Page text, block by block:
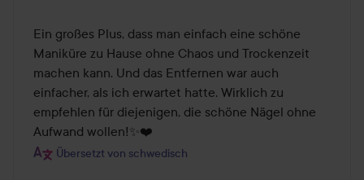
Ein großes Plus, dass man einfach eine schöne
Maniküre zu Hause ohne Chaos und Trockenzeit
machen kann. Und das Entfernen war auch
einfacher, als ich erwartet hatte. Wirklich zu
empfehlen für diejenigen, die schöne Nägel ohne
Aufwand wollen!✨❤️
Übersetzt von schwedisch